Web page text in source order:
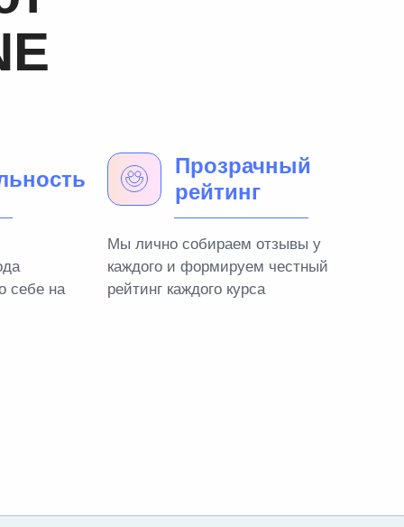
себе на
Прозрачный
рейтинг
Мы лично собираем отзывы у
каждого и формируем честный
рейтинг каждого курса